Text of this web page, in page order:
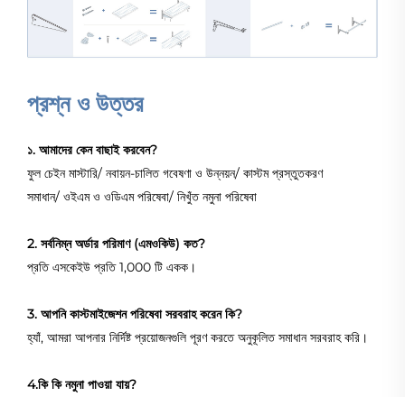
প্রশ্ন ও উত্তর
১. আমাদের কেন বাছাই করবেন?
ফুল চেইন মাস্টারি/ নবায়ন-চালিত গবেষণা ও উন্নয়ন/ কাস্টম প্রস্তুতকরণ
সমাধান/ ওইএম ও ওডিএম পরিষেবা/ নিখুঁত নমুনা পরিষেবা
2. সর্বনিম্ন অর্ডার পরিমাণ (এমওকিউ) কত?
প্রতি এসকেইউ প্রতি 1,000 টি একক।
3. আপনি কাস্টমাইজেশন পরিষেবা সরবরাহ করেন কি?
হ্যাঁ, আমরা আপনার নির্দিষ্ট প্রয়োজনগুলি পূরণ করতে অনুকূলিত সমাধান সরবরাহ করি।
4.কি কি নমুনা পাওয়া যায়?